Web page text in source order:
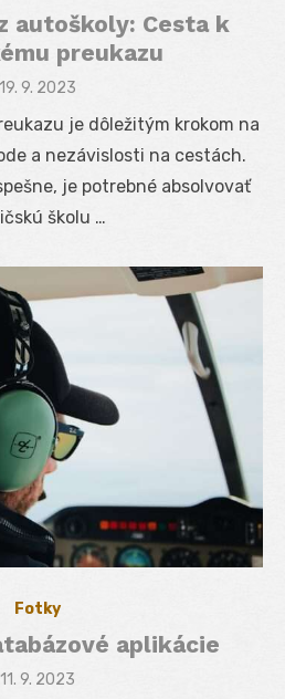
autoškoly: Cesta k
preukazu
Posted
19. 9. 2023
je dôležitým krokom na
a nezávislosti na cestách.
je potrebné absolvovať
školu …
Fotky
aplikácie
Posted
11. 9. 2023